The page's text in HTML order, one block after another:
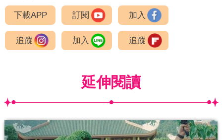
下載APP 訂閱 加入
追蹤 加入 追蹤
延伸閱讀